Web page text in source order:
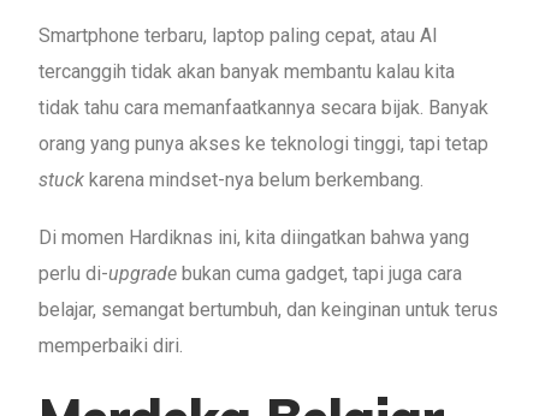
Smartphone terbaru, laptop paling cepat, atau AI
tercanggih tidak akan banyak membantu kalau kita
tidak tahu cara memanfaatkannya secara bijak. Banyak
orang yang punya akses ke teknologi tinggi, tapi tetap
stuck karena mindset-nya belum berkembang.
Di momen Hardiknas ini, kita diingatkan bahwa yang
perlu di-upgrade bukan cuma gadget, tapi juga cara
belajar, semangat bertumbuh, dan keinginan untuk terus
memperbaiki diri.